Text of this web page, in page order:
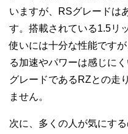
いますが、RSグレードは
す。搭載されている1.5リ
使いには十分な性能です
る加速やパワーは感じに
グレードであるRZとの走
ません。
次に、多くの人が気にす